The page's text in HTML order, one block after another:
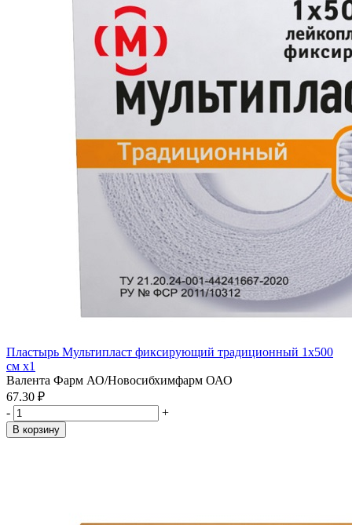
Пластырь Мультипласт фиксирующий традиционный 1х500
см x1
Валента Фарм АО/Новосибхимфарм ОАО
67.30 ₽
-
+
В корзину